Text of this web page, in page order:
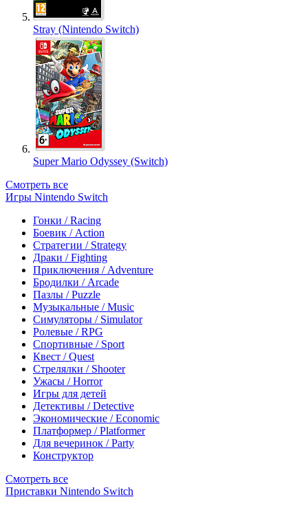
Stray (Nintendo Switch)
Super Mario Odyssey (Switch)
Смотреть все
Игры Nintendo Switch
Гонки / Racing
Боевик / Action
Стратегии / Strategy
Драки / Fighting
Приключения / Adventure
Бродилки / Arcade
Пазлы / Puzzle
Музыкальные / Music
Симуляторы / Simulator
Ролевые / RPG
Спортивные / Sport
Квест / Quest
Стрелялки / Shooter
Ужасы / Horror
Игры для детей
Детективы / Detective
Экономические / Economic
Платформер / Platformer
Для вечеринок / Party
Конструктор
Смотреть все
Приставки Nintendo Switch